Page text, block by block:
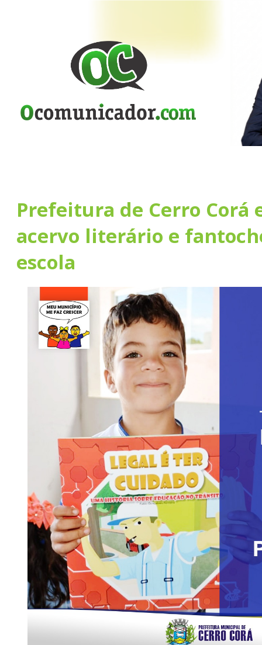
Prefeitura de Cerro Corá
acervo literário e
escola